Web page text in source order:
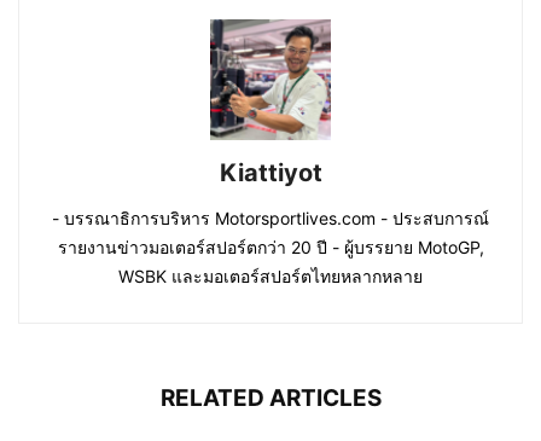
Kiattiyot
- บรรณาธิการบริหาร Motorsportlives.com - ประสบการณ์
รายงานข่าวมอเตอร์สปอร์ตกว่า 20 ปี - ผู้บรรยาย MotoGP,
WSBK และมอเตอร์สปอร์ตไทยหลากหลาย
RELATED ARTICLES